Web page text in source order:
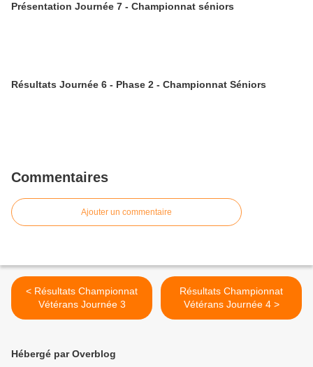
Présentation Journée 7 - Championnat séniors
Résultats Journée 6 - Phase 2 - Championnat Séniors
Commentaires
Ajouter un commentaire
< Résultats Championnat
Vétérans Journée 3
Résultats Championnat
Vétérans Journée 4 >
Hébergé par Overblog